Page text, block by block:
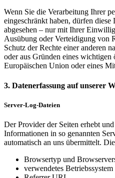
Wenn Sie die Verarbeitung Ihrer
eingeschränkt haben, dürfen
abgesehen – nur mit Ihrer
Ausübung oder Verteidigung von
Schutz der Rechte einer anderen
oder aus Gründen eines wichtigen
Europäischen Union oder eines
3. Datenerfassung auf unserer
Server-Log-Dateien
Der Provider der Seiten erhebt
Informationen in so genannten
automatisch an uns übermittelt.
Browsertyp und
verwendetes Betriebssystem